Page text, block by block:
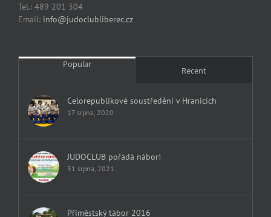
Tel.: 489 201 304
Email: info@judoclubliberec.cz
Popular
Recent
Celorepublikové soustředění v Hranicích
17 srpna, 2020
JUDOCLUB pořádá nábor!
31 srpna, 2021
Příměstský tábor 2016